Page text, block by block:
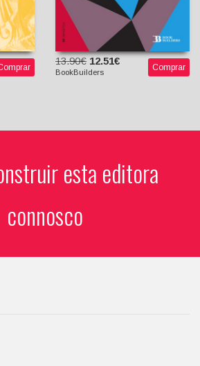
13.90€ 12.51€
BookBuilders Comprar
esta editora
connosco